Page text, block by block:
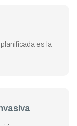
es la